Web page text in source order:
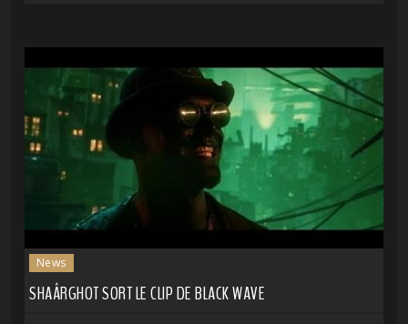
News
SHAÂRGHOT SORT LE CLIP DE BLACK WAVE